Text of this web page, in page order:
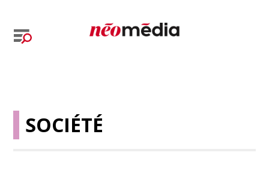
SOCIÉTÉ